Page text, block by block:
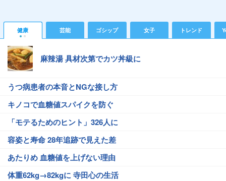
健康 芸能 ゴシップ 女子 トレンド
麻辣湯 具材次第でカツ丼級に
うつ病患者の本音とNGな接し方
キノコで血糖値スパイクを防ぐ
「モテるためのヒント」326人に
容姿と寿命 28年追跡で見えた差
あたりめ 血糖値を上げない理由
体重62kg→82kgに 寺田心の生活